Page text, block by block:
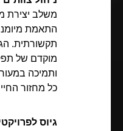
משלב יצירת
התאמת
תקשורתית.
מוקדם של
ותמיכה
כל מחזור
גיוס